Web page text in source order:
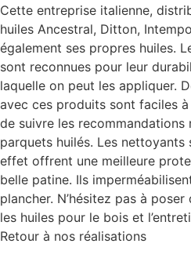
Cette entreprise italienne,
huiles Ancestral, Ditton,
également ses propres huiles.
sont reconnues pour leur
laquelle on peut les appliquer.
avec ces produits sont faciles
de suivre les recommandations
parquets huilés. Les
effet offrent une meilleure
belle patine. Ils
plancher. N’hésitez pas à
les huiles pour le bois et
Retour à nos réalisations